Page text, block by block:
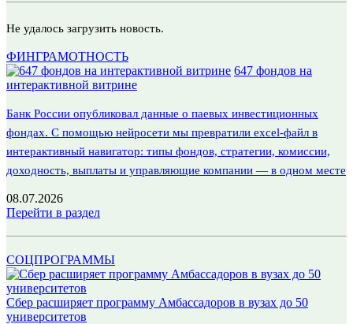
Не удалось загрузить новость.
ФИНГРАМОТНОСТЬ
647 фондов на
интерактивной витрине
Банк России опубликовал данные о паевых инвестиционных
фондах. С помощью нейросети мы превратили excel-файл в
интерактивный навигатор: типы фондов, стратегии, комиссии,
доходность, выплаты и управляющие компании — в одном месте
08.07.2026
Перейти в раздел
СОЦПРОГРАММЫ
Сбер расширяет программу Амбассадоров в вузах до 50
университетов